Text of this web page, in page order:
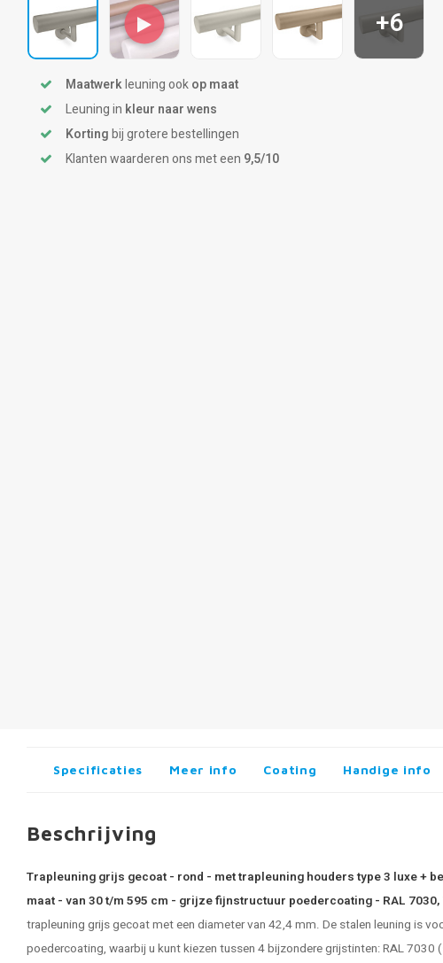
+6
Maatwerkleuning ookop maat
Leuning in kleur naar wens
Kortingbij grotere bestellingen
Klanten waarderen ons met een 9,5/10
Specificaties Meer info Coating Handige info
Beschrijving
Trapleuning grijs gecoat - rond - met trapleuning houders type 3 luxe +
maat - van 30 t/m 595 cm - grijze fijnstructuur poedercoating - RAL 7030,
trapleuning grijsgecoat met een diameter van 42,4 mm. De stalen leuning is
poedercoating, waarbij u kunt kiezen tussen 4 bijzondere grijstinten: RAL 7030